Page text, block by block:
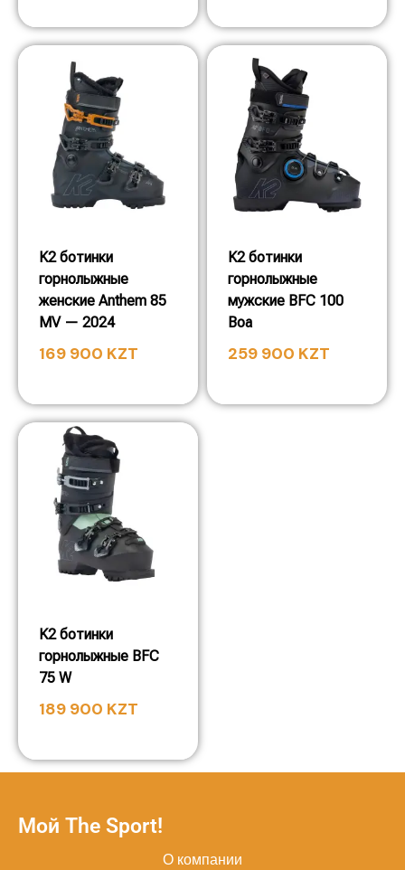
K2 ботинки
горнолыжные
женские Anthem 85
MV — 2024
169 900 KZT
K2 ботинки
горнолыжные
мужские BFC 100
Boa
259 900 KZT
K2 ботинки
горнолыжные BFC
75 W
189 900 KZT
Мой The Sport!
О компании